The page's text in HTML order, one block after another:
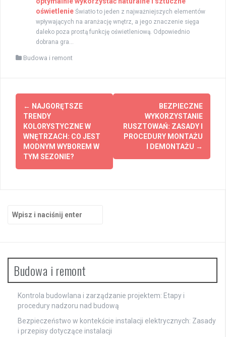
oświetlenie Światło to jeden z najważniejszych elementów
wpływających na aranżację wnętrz, a jego znaczenie sięga
daleko poza prostą funkcję oświetleniową. Odpowiednio
dobrana gra...
Budowa i remont
Zobacz
wpisy
← NAJGORĘTSZE
TRENDY
KOLORYSTYCZNE W
WNĘTRZACH: CO JEST
MODNYM WYBOREM W
TYM SEZONIE?
BEZPIECZNE
WYKORZYSTANIE
RUSZTOWAŃ: ZASADY I
PROCEDURY MONTAŻU
I DEMONTAŻU →
Szukaj:
Budowa i remont
Kontrola budowlana i zarządzanie projektem: Etapy i
procedury nadzoru nad budową
Bezpieczeństwo w kontekście instalacji elektrycznych: Zasady
i przepisy dotyczące instalacji